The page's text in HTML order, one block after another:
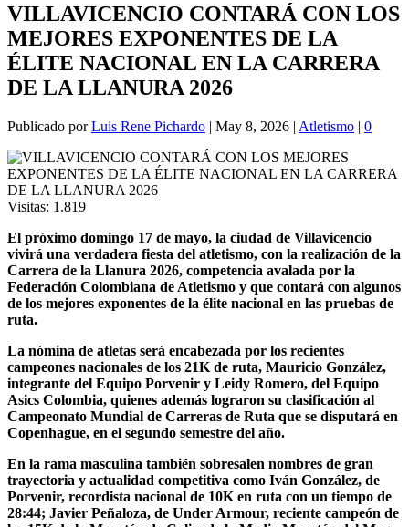
VILLAVICENCIO CONTARÁ CON LOS
MEJORES EXPONENTES DE LA
ÉLITE NACIONAL EN LA CARRERA
DE LA LLANURA 2026
Publicado porLuis Rene Pichardo | May 8, 2026 | Atletismo | 0
Visitas: 1.819
El próximo domingo 17 de mayo, la ciudad de Villavicencio
vivirá una verdadera fiesta del atletismo, con la realización de la
Carrera de la Llanura 2026, competencia avalada por la
Federación Colombiana de Atletismo y que contará con algunos
de los mejores exponentes de la élite nacional en las pruebas de
ruta.
La nómina de atletas será encabezada por los recientes
campeones nacionales de los 21K de ruta, Mauricio González,
integrante del Equipo Porvenir y Leidy Romero, del Equipo
Asics Colombia, quienes además lograron su clasificación al
Campeonato Mundial de Carreras de Ruta que se disputará en
Copenhague, en el segundo semestre del año.
En la rama masculina también sobresalen nombres de gran
trayectoria y actualidad competitiva como Iván González, de
Porvenir, recordista nacional de 10K en ruta con un tiempo de
28:44; Javier Peñaloza, de Under Armour, reciente campeón de